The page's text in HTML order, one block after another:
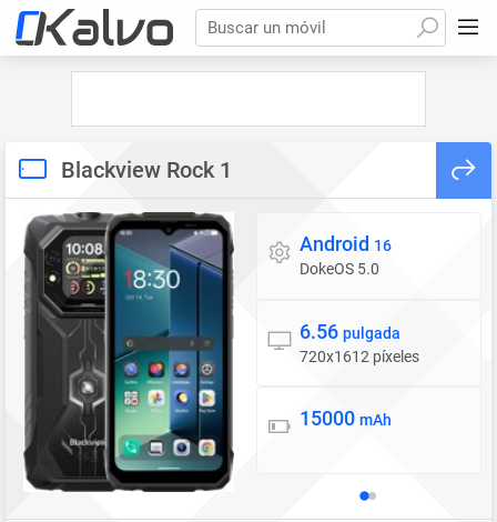
Buscar un móvil
Blackview Rock 1
Sistema operativo
Android 16
DokeOS 5.0
Pantalla
6.56 pulgada
720x1612 píxeles
Batería
15000 mAh